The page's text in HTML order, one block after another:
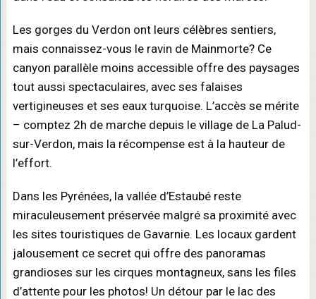
Les gorges du Verdon ont leurs célèbres sentiers,
mais connaissez-vous le ravin de Mainmorte? Ce
canyon parallèle moins accessible offre des paysages
tout aussi spectaculaires, avec ses falaises
vertigineuses et ses eaux turquoise. L’accès se mérite
– comptez 2h de marche depuis le village de La Palud-
sur-Verdon, mais la récompense est à la hauteur de
l’effort.
Dans les Pyrénées, la vallée d’Estaubé reste
miraculeusement préservée malgré sa proximité avec
les sites touristiques de Gavarnie. Les locaux gardent
jalousement ce secret qui offre des panoramas
grandioses sur les cirques montagneux, sans les files
d’attente pour les photos! Un détour par le lac des